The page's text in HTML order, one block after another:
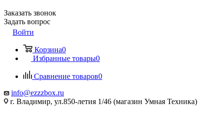
Заказать звонок
Задать вопрос
Войти
Корзина0
Избранные товары0
Сравнение товаров0
info@ezzzbox.ru
г. Владимир, ул.850-летия 1/46 (магазин Умная Техника)